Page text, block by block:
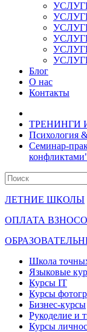
Блог
О нас
Контакты
ТРЕНИНГИ
Психология
Семинар-
ЛЕТНИЕ ШКОЛЫ
ОПЛАТА
Школа
Языковые
Курсы IT
Курсы
Бизнес-курсы
Рукоделие и
Курсы